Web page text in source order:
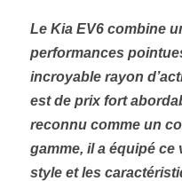
Le Kia EV6 combine
performances
incroyable rayon
est de prix fort
reconnu comme un
gamme, il a équipé
style et les